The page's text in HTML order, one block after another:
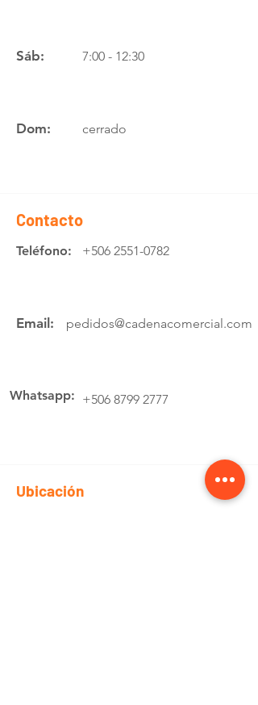
Sáb: 7:00 - 12:30
Dom: cerrado
Contacto
Teléfono: +506 2551-0782
Email: pedidos@cadenacomercial.com
Whatsapp: +506 8799 2777
Ubicación